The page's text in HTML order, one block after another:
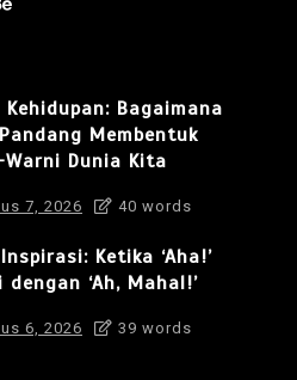
Kehidupan: Bagaimana
Membentuk
Dunia Kita
7, 2026 40 words
Ketika ‘Aha!’
‘Ah, Mahal!’
6, 2026 39 words